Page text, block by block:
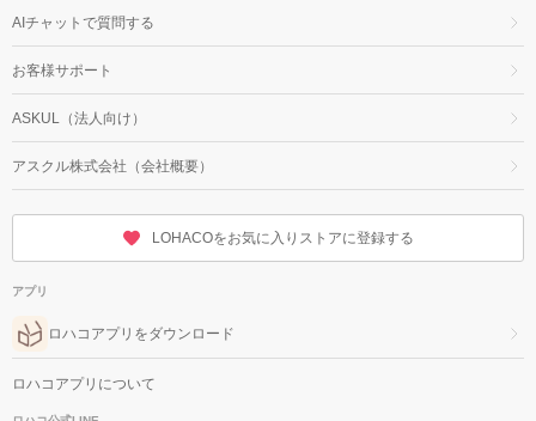
AIチャットで質問する
お客様サポート
ASKUL（法人向け）
アスクル株式会社（会社概要）
LOHACOをお気に入りストアに登録する
アプリ
ロハコアプリをダウンロード
ロハコアプリについて